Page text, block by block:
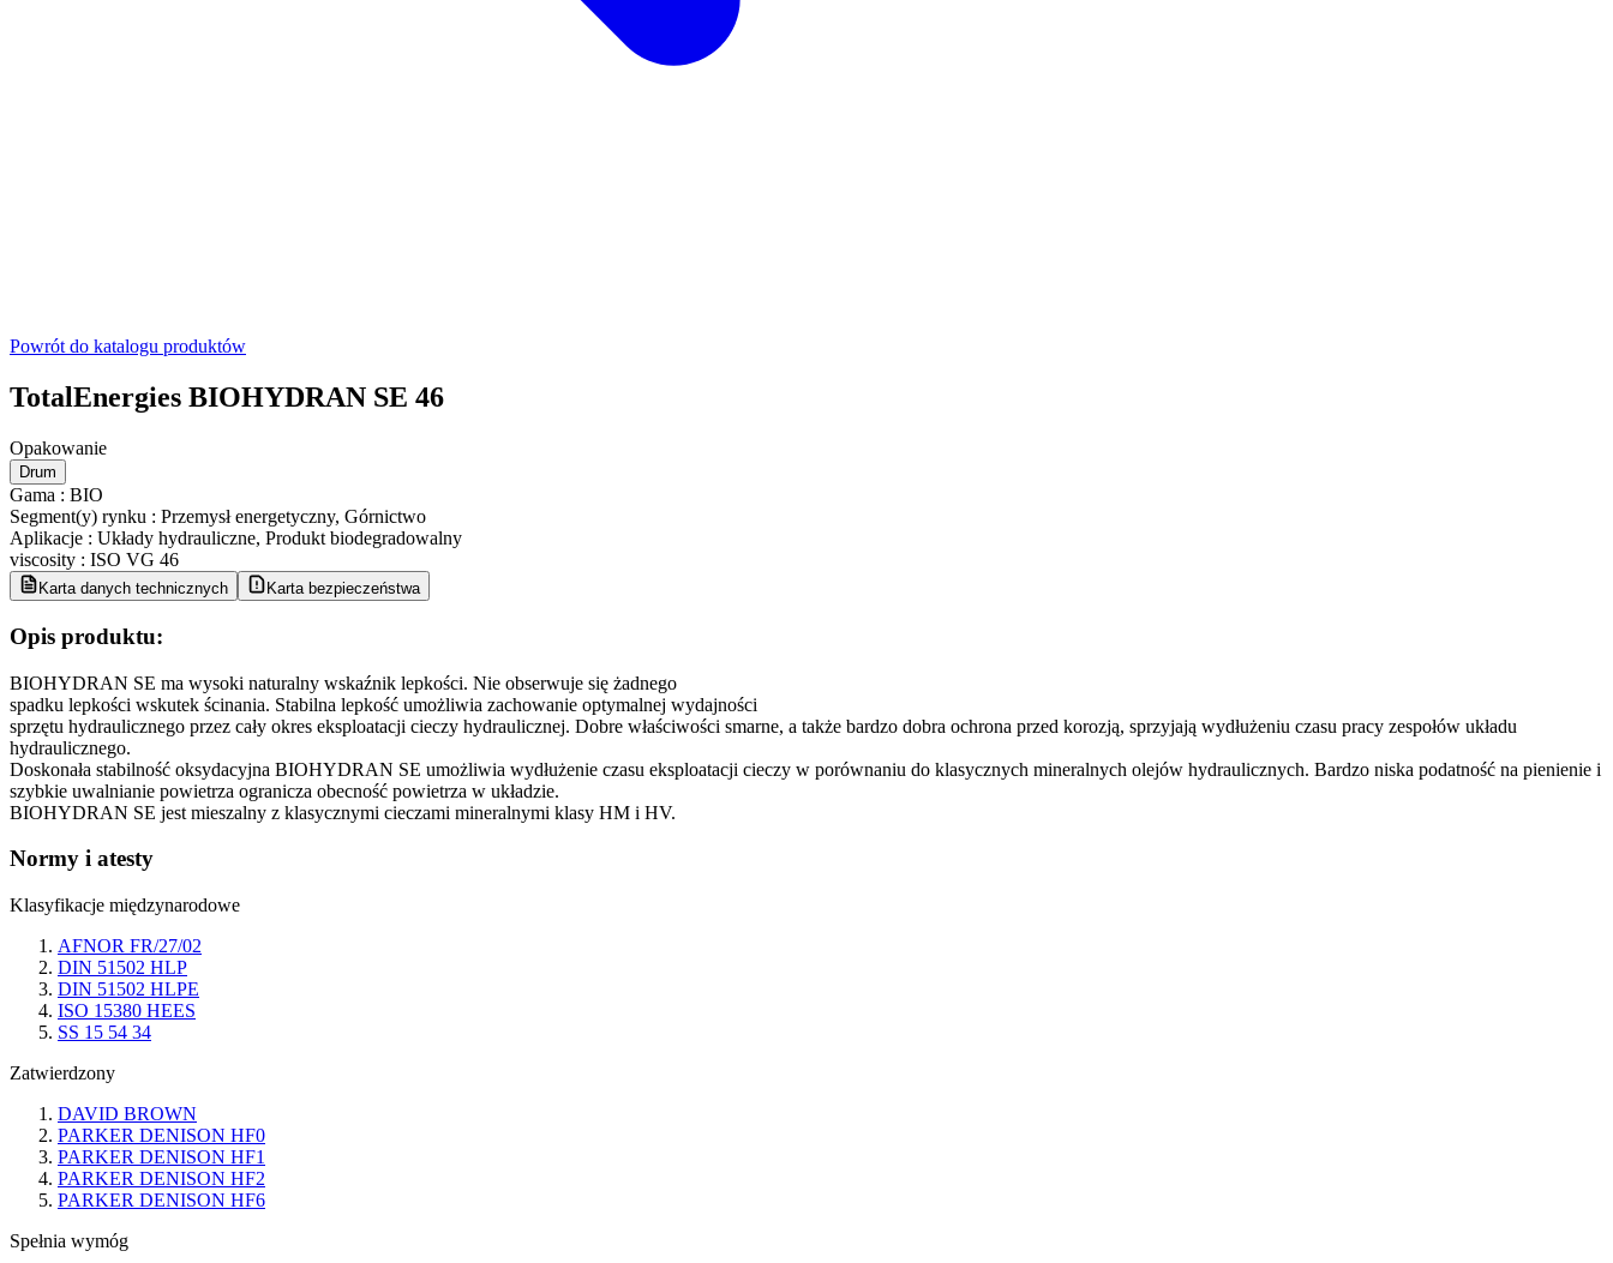
Powrót do katalogu produktów
TotalEnergies BIOHYDRAN SE 46
Opakowanie
Drum
Gama : BIO
Segment(y) rynku : Przemysł energetyczny, Górnictwo
Aplikacje : Układy hydrauliczne, Produkt biodegradowalny
viscosity : ISO VG 46
Karta danych technicznych Karta bezpieczeństwa
Opis produktu:
BIOHYDRAN SE ma wysoki naturalny wskaźnik lepkości. Nie obserwuje się żadnego
spadku lepkości wskutek ścinania. Stabilna lepkość umożliwia zachowanie optymalnej wydajności
sprzętu hydraulicznego przez cały okres eksploatacji cieczy hydraulicznej. Dobre właściwości smarne, a także bardzo dobra ochrona przed korozją, sprzyjają wydłużeniu czasu pracy zespołów układu
hydraulicznego.
Doskonała stabilność oksydacyjna BIOHYDRAN SE umożliwia wydłużenie czasu eksploatacji cieczy w porównaniu do klasycznych mineralnych olejów hydraulicznych. Bardzo niska podatność na pienienie i
szybkie uwalnianie powietrza ogranicza obecność powietrza w układzie.
BIOHYDRAN SE jest mieszalny z klasycznymi cieczami mineralnymi klasy HM i HV.
Normy i atesty
Klasyfikacje międzynarodowe
AFNOR FR/27/02
DIN 51502 HLP
DIN 51502 HLPE
ISO 15380 HEES
SS 15 54 34
Zatwierdzony
DAVID BROWN
PARKER DENISON HF0
PARKER DENISON HF1
PARKER DENISON HF2
PARKER DENISON HF6
Spełnia wymóg